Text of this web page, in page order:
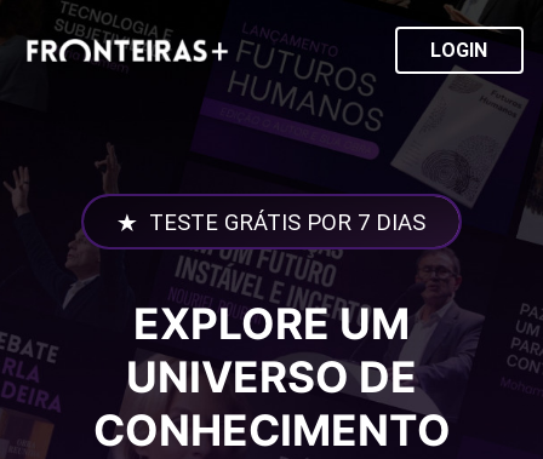
LOGIN
TESTE GRÁTIS POR 7 DIAS
EXPLORE UM
UNIVERSO DE
CONHECIMENTO